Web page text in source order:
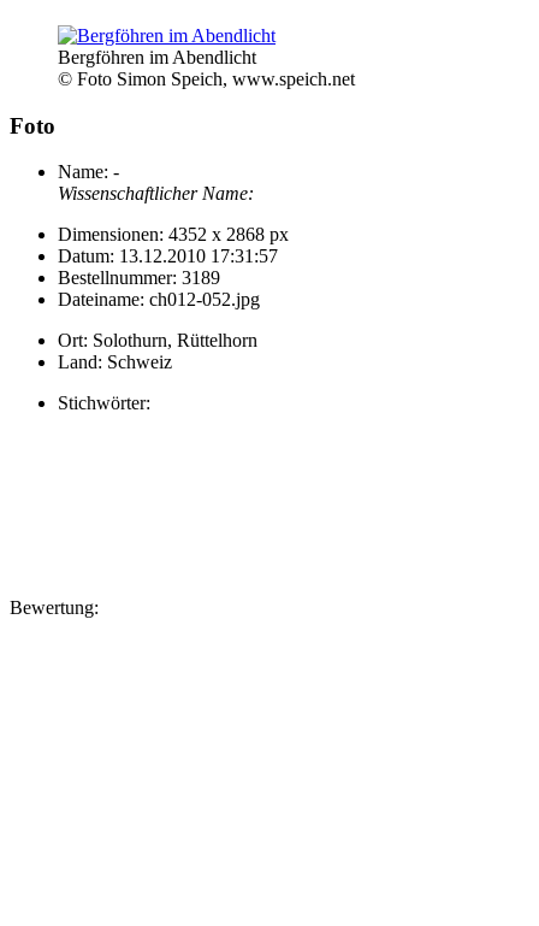
Bergföhren im Abendlicht
© Foto Simon Speich, www.speich.net
Foto
Name: -
Wissenschaftlicher Name:
Dimensionen: 4352 x 2868 px
Datum: 13.12.2010 17:31:57
Bestellnummer: 3189
Dateiname: ch012-052.jpg
Ort: Solothurn, Rüttelhorn
Land: Schweiz
Stichwörter:
Bewertung: